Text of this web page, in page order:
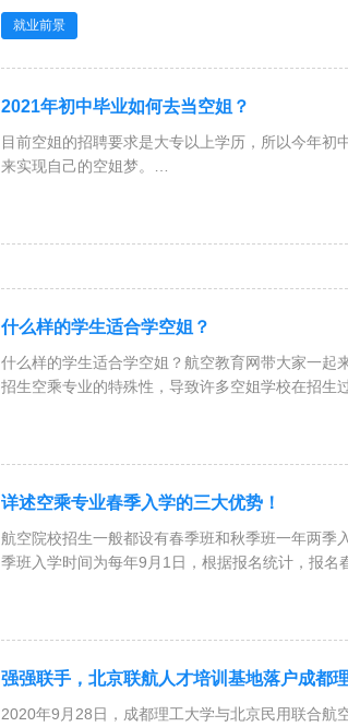
的专业
就业前景
2021年初中毕业如何去当空姐？
目前空姐的招聘要求是大专以上学历，所以今年初
来实现自己的空姐梦。
什么样的学生适合学空姐？
什么样的学生适合学空姐？航空教育网带大家一起
招生空乘专业的特殊性，导致许多空姐学校在招生
详述空乘专业春季入学的三大优势！
航空院校招生一般都设有春季班和秋季班一年两季
季班入学时间为每年9月1日，根据报名统计，报名
强强联手，北京联航人才培训基地落户成都
2020年9月28日，成都理工大学与北京民用联合航